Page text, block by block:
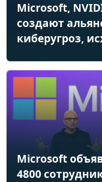
Microsoft,
создают
киберугроз,
Microsoft
4800